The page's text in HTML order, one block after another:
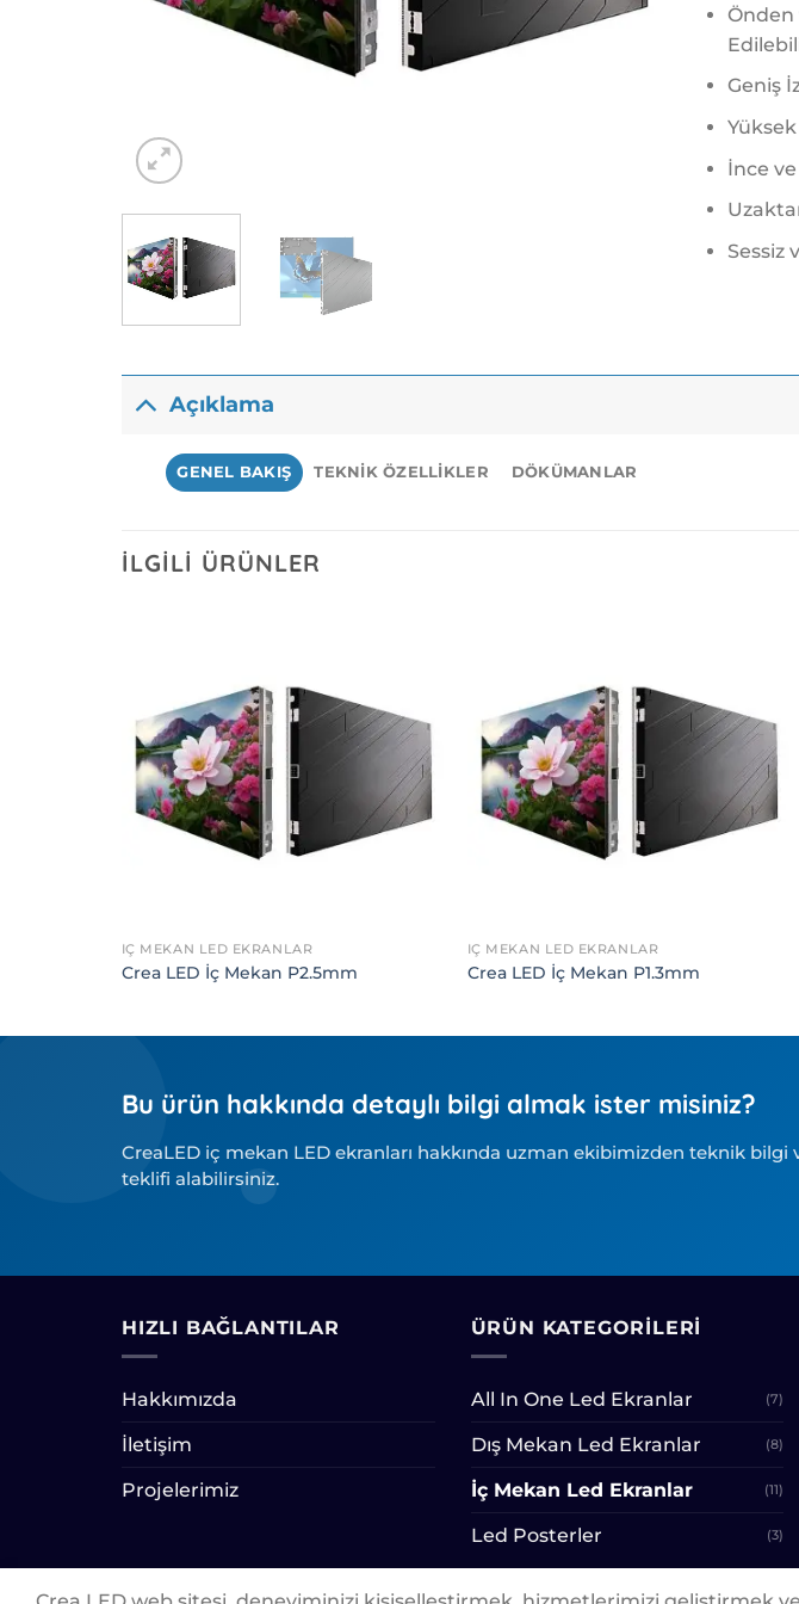
Önden
Geniş
Yüksek
İnce
Sessiz
Açıklama
GENEL BAKIŞ TEKNIK ÖZELLIKLER DÖKÜMANLAR
İLGILI ÜRÜNLER
İÇ MEKAN LED EKRANLAR
Crea LED İç Mekan P2.5mm
İÇ MEKAN LED EKRANLAR
Crea LED İç Mekan P1.3mm
Bu ürün hakkında detaylı bilgi almak ister misiniz?
CreaLED iç mekan LED ekranları hakkında uzman ekibimizden teknik bilgi
teklifi alabilirsiniz.
HIZLI BAĞLANTILAR
Hakkımızda
İletişim
Projelerimiz
ÜRÜN KATEGORILERI
All In One Led Ekranlar (7)
Dış Mekan Led Ekranlar (8)
İç Mekan Led Ekranlar (11)
Led Posterler (3)